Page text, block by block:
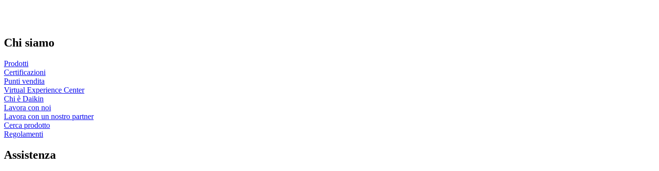
Chi siamo
Prodotti
Certificazioni
Punti vendita
Virtual Experience Center
Chi è Daikin
Lavora con noi
Lavora con un nostro partner
Cerca prodotto
Regolamenti
Assistenza